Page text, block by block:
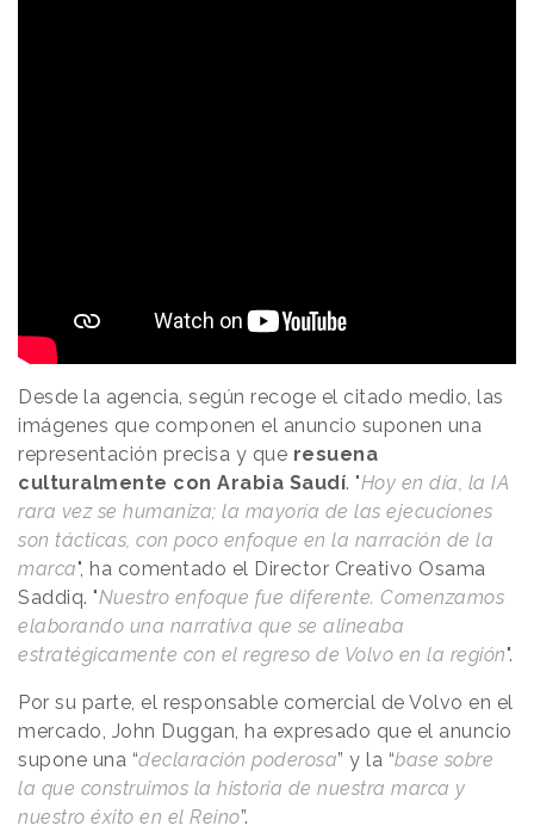
Desde la agencia, según recoge el citado medio, las
imágenes que componen el anuncio suponen una
representación precisa y que resuena
culturalmente con Arabia Saudí. "Hoy en día, la IA
rara vez se humaniza; la mayoría de las ejecuciones
son tácticas, con poco enfoque en la narración de la
marca", ha comentado el Director Creativo Osama
Saddiq. "Nuestro enfoque fue diferente. Comenzamos
elaborando una narrativa que se alineaba
estratégicamente con el regreso de Volvo en la región".
Por su parte, el responsable comercial de Volvo en el
mercado, John Duggan, ha expresado que el anuncio
supone una “declaración poderosa” y la “base sobre
la que construimos la historia de nuestra marca y
nuestro éxito en el Reino”.